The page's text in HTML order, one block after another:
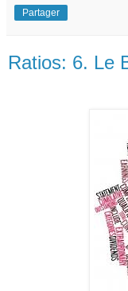
Partager
Ratios: 6. Le